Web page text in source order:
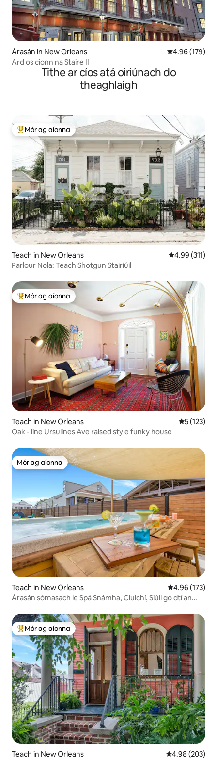
Árasán in New Orleans Meánrátáil
4.96 (179)
Ard os cionn na Staire II
Tithe ar cíos atá oiriúnach do
theaghlaigh
An-mhór ag aíonna
Mór ag aíonna
Teach in New Orleans Meánrátáil
4.99 (311)
Parlour Nola: Teach Shotgun Stairiúil
An-mhór ag aíonna
Mór ag aíonna
Teach in New Orleans Meánrátáil
5 (123)
Oak - line Ursulines Ave raised style funky house
Mór ag aíonna
Mór ag aíonna
Teach in New Orleans Meánrátáil
4.96 (173)
Árasán sómasach le Spá Snámha, Cluichí, Siúil go dtí an
An-mhór ag aíonna
Mór ag aíonna
Teach in New Orleans Meánrátáil
4.98 (203)